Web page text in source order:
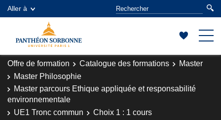
Aller à
Offre de formation Catalogue des formations
Master
Master Philosophie
Master parcours Ethique appliquée et responsabilité
environnementale
UE1 Tronc commun
Choix 1 : 1 cours